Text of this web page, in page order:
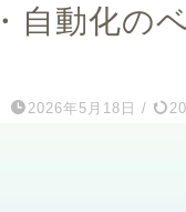
自動化の
2026年5月18日 /